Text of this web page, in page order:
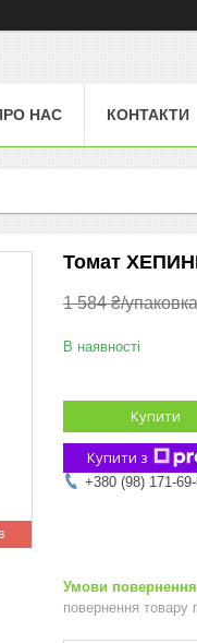
НАС КОНТАКТИ
Томат
1 584 ₴/упаковка
В наявності
Купити
Купити з
+380 (98) 171-
повернення товару